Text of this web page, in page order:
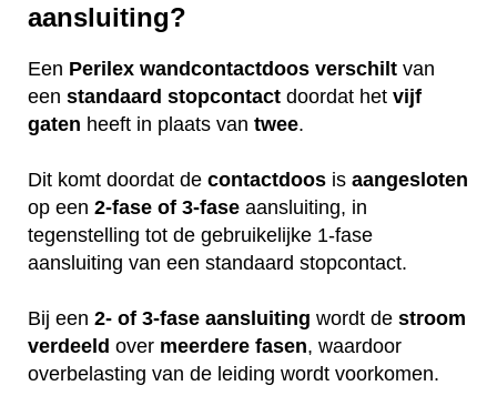
aansluiting?
Een Perilex wandcontactdoos verschilt van
een standaard stopcontact doordat het vijf
gaten heeft in plaats van twee.
Dit komt doordat de contactdoos is aangesloten
op een 2-fase of 3-fase aansluiting, in
tegenstelling tot de gebruikelijke 1-fase
aansluiting van een standaard stopcontact.
Bij een 2- of 3-fase aansluiting wordt de stroom
verdeeld over meerdere fasen, waardoor
overbelasting van de leiding wordt voorkomen.